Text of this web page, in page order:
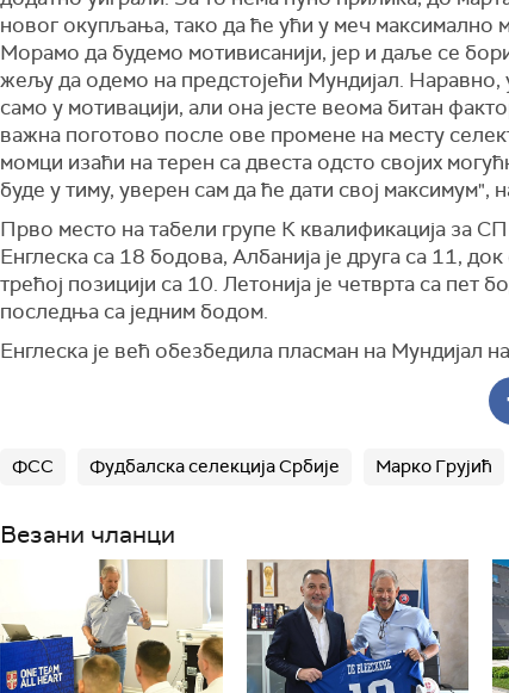
новог окупљања, тако да ће ући у меч максимално
Морамо да будемо мотивисанији, јер и даље се
жељу да одемо на предстојећи Мундијал. Наравно,
само у мотивацији, али она јесте веома битан
важна поготово после ове промене на месту
момци изаћи на терен са двеста одсто својих
буде у тиму, уверен сам да ће дати свој максимум",
Прво место на табели групе К квалификација за
Енглеска са 18 бодова, Албанија је друга са 11,
трећој позицији са 10. Летонија је четврта са пет
последња са једним бодом.
Енглеска је већ обезбедила пласман на Мундијал
ФСС Фудбалска селекција Србије Марко Грујић
Везани чланци